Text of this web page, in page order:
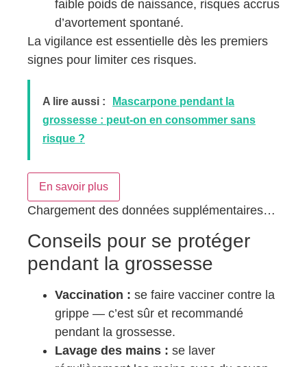
faible poids de naissance, risques accrus
d’avortement spontané.
La vigilance est essentielle dès les premiers
signes pour limiter ces risques.
A lire aussi :
Mascarpone pendant la
grossesse : peut-on en consommer sans
risque ?
En savoir plus
Chargement des données supplémentaires…
Conseils pour se protéger
pendant la grossesse
Vaccination : se faire vacciner contre la
grippe — c’est sûr et recommandé
pendant la grossesse.
Lavage des mains : se laver